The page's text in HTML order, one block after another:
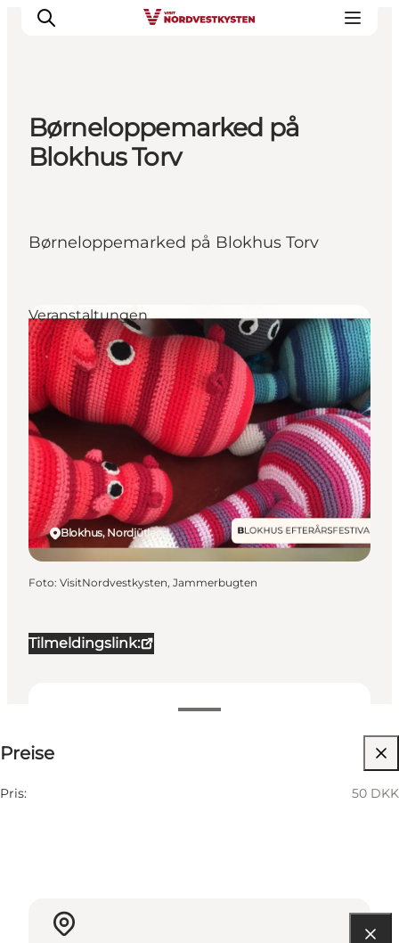
Urlaubsorte
Mach deine Urlaubsplanung
Børneloppemarked på
Blokhus Torv
Børneloppemarked på Blokhus Torv
Tilmeldingslink:
Preise
Pris: 50 DKK
Blokhus, Nordjütland
Veranstaltungen
Foto: VisitNordvestkysten, Jammerbugten